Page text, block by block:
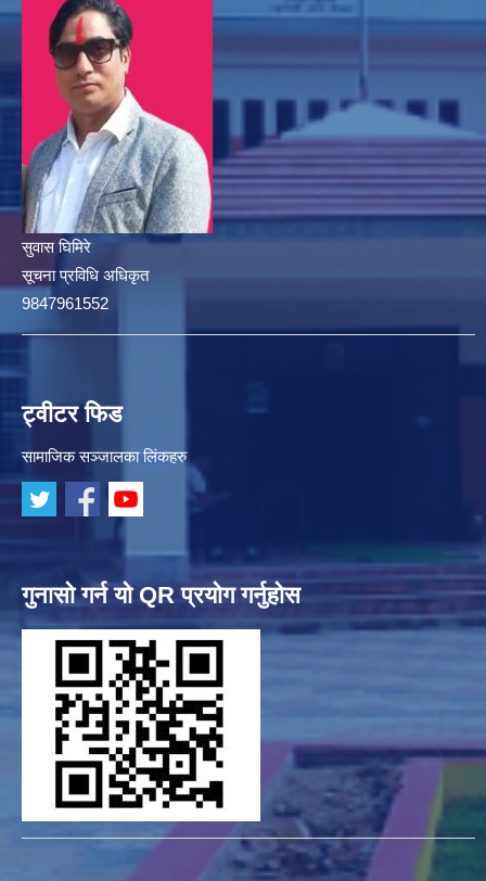
सुवास घिमिरे
सूचना प्रविधि अधिकृत
9847961552
ट्वीटर फिड
सामाजिक सञ्जालका लिंकहरु
गुनासो गर्न यो QR प्रयोग गर्नुहोस